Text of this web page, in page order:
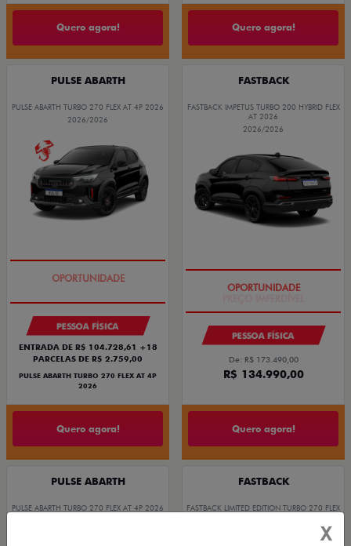
Quero agora! Quero agora!
PULSE ABARTH
PULSE ABARTH TURBO 270 FLEX AT 4P 2026
2026/2026
PESSOA FÍSICA
ENTRADA DE R$ 104.728,61 +18
PARCELAS DE R$ 2.759,00
PULSE ABARTH TURBO 270 FLEX AT 4P
2026
Quero agora!
FASTBACK
FASTBACK IMPETUS TURBO 200 HYBRID FLEX
AT 2026
2026/2026
PESSOA FÍSICA
De: R$ 173.490,00
R$ 134.990,00
Quero agora!
PULSE ABARTH
PULSE ABARTH TURBO 270 FLEX AT 4P 2026
FASTBACK
FASTBACK LIMITED EDITION TURBO 270 FLEX
X